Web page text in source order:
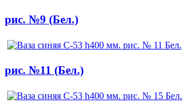
рис. №9 (Бел.)
рис. №11 (Бел.)